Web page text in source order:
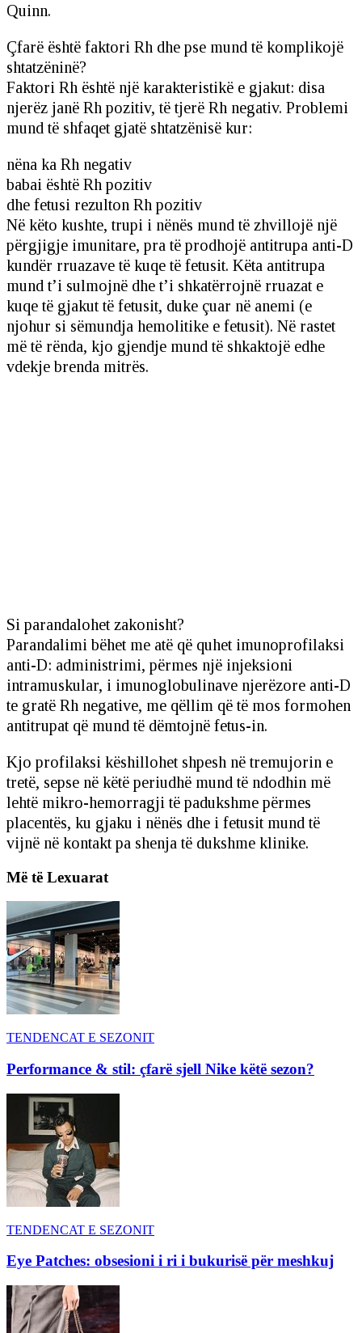
Quinn.
Çfarë është faktori Rh dhe pse mund të komplikojë
shtatzëninë?
Faktori Rh është një karakteristikë e gjakut: disa
njerëz janë Rh pozitiv, të tjerë Rh negativ. Problemi
mund të shfaqet gjatë shtatzënisë kur:
nëna ka Rh negativ
babai është Rh pozitiv
dhe fetusi rezulton Rh pozitiv
Në këto kushte, trupi i nënës mund të zhvillojë një
përgjigje imunitare, pra të prodhojë antitrupa anti-D
kundër rruazave të kuqe të fetusit. Këta antitrupa
mund t’i sulmojnë dhe t’i shkatërrojnë rruazat e
kuqe të gjakut të fetusit, duke çuar në anemi (e
njohur si sëmundja hemolitike e fetusit). Në rastet
më të rënda, kjo gjendje mund të shkaktojë edhe
vdekje brenda mitrës.
Si parandalohet zakonisht?
Parandalimi bëhet me atë që quhet imunoprofilaksi
anti-D: administrimi, përmes një injeksioni
intramuskular, i imunoglobulinave njerëzore anti-D
te gratë Rh negative, me qëllim që të mos formohen
antitrupat që mund të dëmtojnë fetus-in.
Kjo profilaksi këshillohet shpesh në tremujorin e
tretë, sepse në këtë periudhë mund të ndodhin më
lehtë mikro-hemorragji të padukshme përmes
placentës, ku gjaku i nënës dhe i fetusit mund të
vijnë në kontakt pa shenja të dukshme klinike.
Më të Lexuarat
TENDENCAT E SEZONIT
Performance & stil: çfarë sjell Nike këtë sezon?
TENDENCAT E SEZONIT
Eye Patches: obsesioni i ri i bukurisë për meshkuj